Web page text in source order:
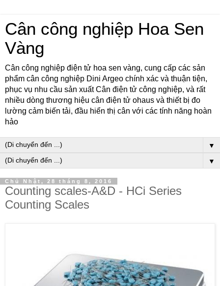
Cân công nghiệp Hoa Sen
Vàng
Cân công nghiệp điện tử hoa sen vàng, cung cấp các sản
phẩm cân công nghiệp Dini Argeo chính xác và thuận tiện,
phục vụ nhu cầu sản xuất Cân điện tử công nghiệp, và rất
nhiều dòng thương hiệu cân điện tử ohaus và thiết bị đo
lường cảm biến tải, đầu hiển thị cân với các tính năng hoàn
hảo
▼
▼
Chủ Nhật, 28 tháng 8, 2016
Counting scales-A&D - HCi Series
Counting Scales